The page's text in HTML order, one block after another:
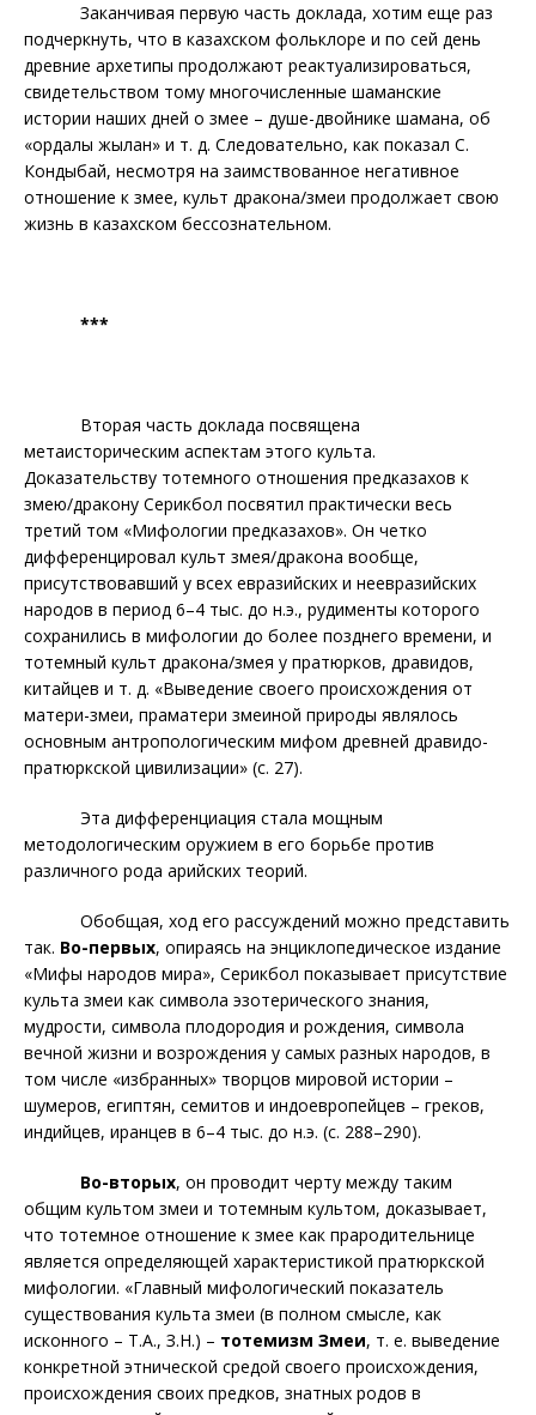
Заканчивая первую часть доклада, хотим еще раз
подчеркнуть, что в казахском фольклоре и по сей день
древние архетипы продолжают реактуализироваться,
свидетельством тому многочисленные шаманские
истории наших дней о змее – душе-двойнике шамана, об
«ордалы жылан» и т. д. Следовательно, как показал С.
Кондыбай, несмотря на заимствованное негативное
отношение к змее, культ дракона/змеи продолжает свою
жизнь в казахском бессознательном.
***
Вторая часть доклада посвящена
метаисторическим аспектам этого культа.
Доказательству тотемного отношения предказахов к
змею/дракону Серикбол посвятил практически весь
третий том «Мифологии предказахов». Он четко
дифференцировал культ змея/дракона вообще,
присутствовавший у всех евразийских и неевразийских
народов в период 6–4 тыс. до н.э., рудименты которого
сохранились в мифологии до более позднего времени, и
тотемный культ дракона/змея у пратюрков, дравидов,
китайцев и т. д. «Выведение своего происхождения от
матери-змеи, праматери змеиной природы являлось
основным антропологическим мифом древней дравидо-
пратюркской цивилизации» (с. 27).
Эта дифференциация стала мощным
методологическим оружием в его борьбе против
различного рода арийских теорий.
Обобщая, ход его рассуждений можно представить
так. Во-первых, опираясь на энциклопедическое издание
«Мифы народов мира», Серикбол показывает присутствие
культа змеи как символа эзотерического знания,
мудрости, символа плодородия и рождения, символа
вечной жизни и возрождения у самых разных народов, в
том числе «избранных» творцов мировой истории –
шумеров, египтян, семитов и индоевропейцев – греков,
индийцев, иранцев в 6–4 тыс. до н.э. (с. 288–290).
Во-вторых, он проводит черту между таким
общим культом змеи и тотемным культом, доказывает,
что тотемное отношение к змее как прародительнице
является определяющей характеристикой пратюркской
мифологии. «Главный мифологический показатель
существования культа змеи (в полном смысле, как
исконного – Т.А., З.Н.) – тотемизм Змеи, т. е. выведение
конкретной этнической средой своего происхождения,
происхождения своих предков, знатных родов в